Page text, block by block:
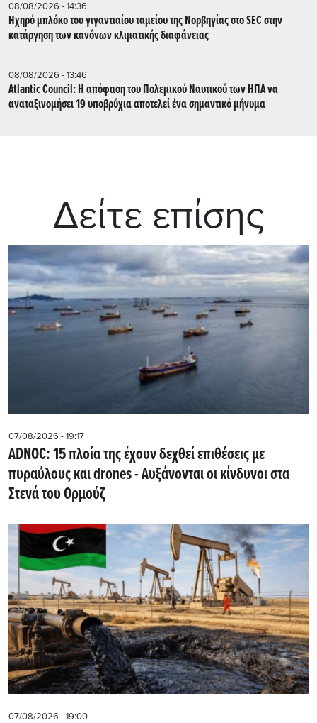
08/08/2026 - 14:36
Ηχηρό μπλόκο του γιγαντιαίου ταμείου της Νορβηγίας στο SEC στην
κατάργηση των κανόνων κλιματικής διαφάνειας
08/08/2026 - 13:46
Atlantic Council: Η απόφαση του Πολεμικού Ναυτικού των ΗΠΑ να
αναταξινομήσει 19 υποβρύχια αποτελεί ένα σημαντικό μήνυμα
Δείτε επίσης
07/08/2026 - 19:17
ADNOC: 15 πλοία της έχουν δεχθεί επιθέσεις με
πυραύλους και drones - Aυξάνονται οι κίνδυνοι στα
Στενά του Ορμούζ
07/08/2026 - 19:00